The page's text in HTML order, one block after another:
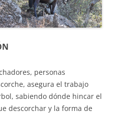
personas
asegura el trabajo
sabiendo dónde hincar el
descorchar y la forma de